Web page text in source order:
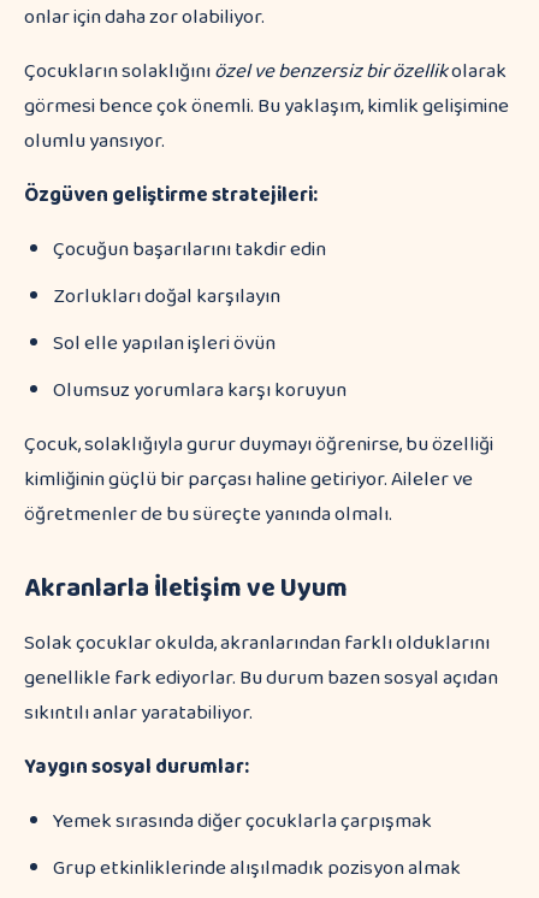
onlar için daha zor olabiliyor.
Çocukların solaklığınıözel ve benzersiz bir özellikolarak
görmesi bence çok önemli. Bu yaklaşım, kimlik gelişimine
olumlu yansıyor.
Özgüven geliştirme stratejileri:
Çocuğun başarılarını takdir edin
Zorlukları doğal karşılayın
Sol elle yapılan işleri övün
Olumsuz yorumlara karşı koruyun
Çocuk, solaklığıyla gurur duymayı öğrenirse, bu özelliği
kimliğinin güçlü bir parçası haline getiriyor. Aileler ve
öğretmenler de bu süreçte yanında olmalı.
Akranlarla İletişim ve Uyum
Solak çocuklar okulda, akranlarından farklı olduklarını
genellikle fark ediyorlar. Bu durum bazen sosyal açıdan
sıkıntılı anlar yaratabiliyor.
Yaygın sosyal durumlar:
Yemek sırasında diğer çocuklarla çarpışmak
Grup etkinliklerinde alışılmadık pozisyon almak